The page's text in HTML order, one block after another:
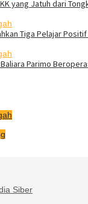
yang Jatuh dari
Tiga Pelajar
Parimo
Siber